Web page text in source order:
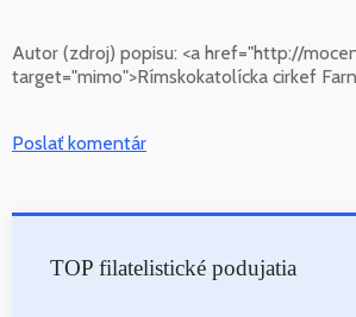
Autor (zdroj) popisu: <a href="http://
target="mimo">Rímskokatolícka cirkef
Poslať komentár
TOP filatelistické podujatia